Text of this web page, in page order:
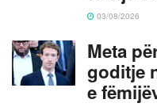
03/08/2026
Meta
goditje
e